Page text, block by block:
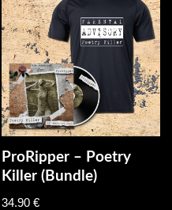
ProRipper – Poetry
Killer (Bundle)
34.90€